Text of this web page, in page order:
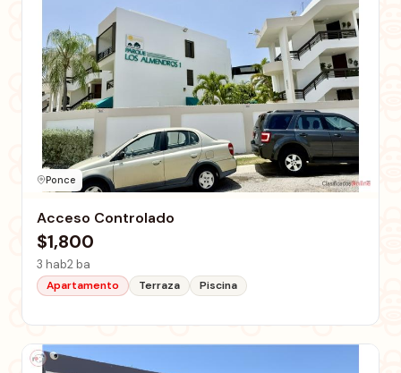
Ponce
Acceso Controlado
$1,800
3 hab2 ba
Apartamento Terraza Piscina